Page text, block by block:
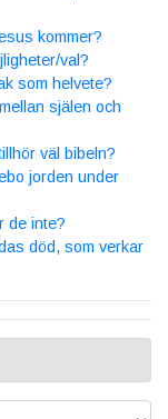
kommer?
val?
som helvete?
själen och
väl bibeln?
jorden under
de inte?
död, som verkar